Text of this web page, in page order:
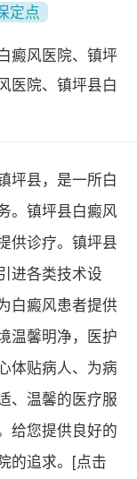
定点
癜风医院、镇坪
医院、镇坪县白
坪县，是一所白
。镇坪县白癜风
供诊疗。镇坪县
进各类技术设
白癜风患者提供
温馨明净，医护
体贴病人、为病
、温馨的医疗服
给您提供良好的
追求。 [点击